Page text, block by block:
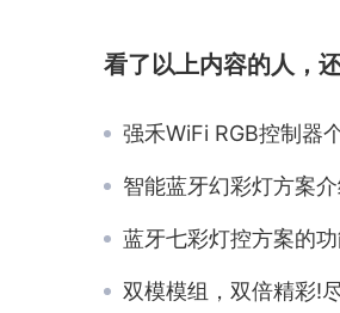
看了以上内容的人，
强禾WiFi RGB控制器个性
智能蓝牙幻彩灯方案
蓝牙七彩灯控方案的
双模模组，双倍精彩!尽